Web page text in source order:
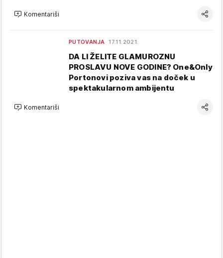
Komentariši
PUTOVANJA 17.11.2021.
DA LI ŽELITE GLAMUROZNU
PROSLAVU NOVE GODINE? One&Only
Portonovi poziva vas na doček u
spektakularnom ambijentu
Komentariši